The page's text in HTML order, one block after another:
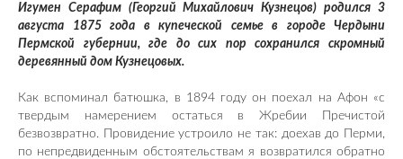
Игумен Серафим (Георгий Михайлович Кузнецов) родился 3
августа 1875 года в купеческой семье в городе Чердыни
Пермской губернии, где до сих пор сохранился скромный
деревянный дом Кузнецовых.
Как вспоминал батюшка, в 1894 году он поехал на Афон «с
твердым намерением остаться в Жребии Пречистой
безвозвратно. Провидение устроило не так: доехав до Перми,
по непредвиденным обстоятельствам я возвратился обратно